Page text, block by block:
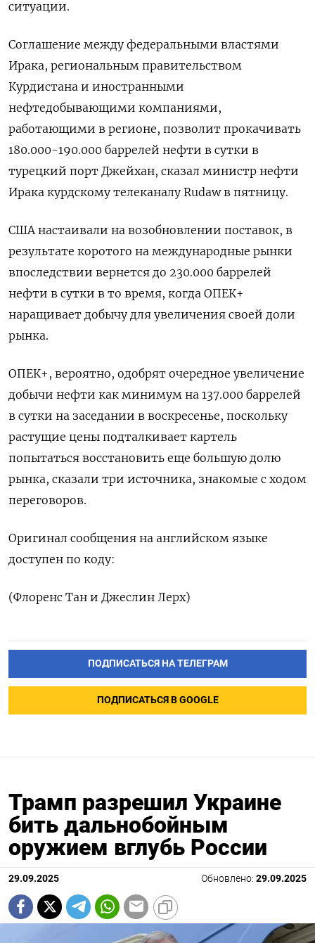
ситуации.
Соглашение между федеральными властями
Ирака, региональным правительством
Курдистана и иностранными
нефтедобывающими компаниями,
работающими в регионе, позволит прокачивать
180.000-190.000 баррелей нефти в сутки в
турецкий порт Джейхан, сказал министр нефти
Ирака курдскому телеканалу Rudaw в пятницу.
США настаивали на возобновлении поставок, в
результате коротого на международные рынки
впоследствии вернется до 230.000 баррелей
нефти в сутки в то время, когда ОПЕК+
наращивает добычу для увеличения своей доли
рынка.
ОПЕК+, вероятно, одобрят очередное увеличение
добычи нефти как минимум на 137.000 баррелей
в сутки на заседании в воскресенье, поскольку
растущие цены подталкивает картель
попытаться восстановить еще большую долю
рынка, сказали три источника, знакомые с ходом
переговоров.
Оригинал сообщения на английском языке
доступен по коду:
(Флоренс Тан и Джеслин Лерх)
ПОДПИСАТЬСЯ НА ТЕЛЕГРАМ
ПОДПИСАТЬСЯ В GOOGLE
Трамп разрешил Украине
бить дальнобойным
оружием вглубь России
29.09.2025 Обновлено: 29.09.2025